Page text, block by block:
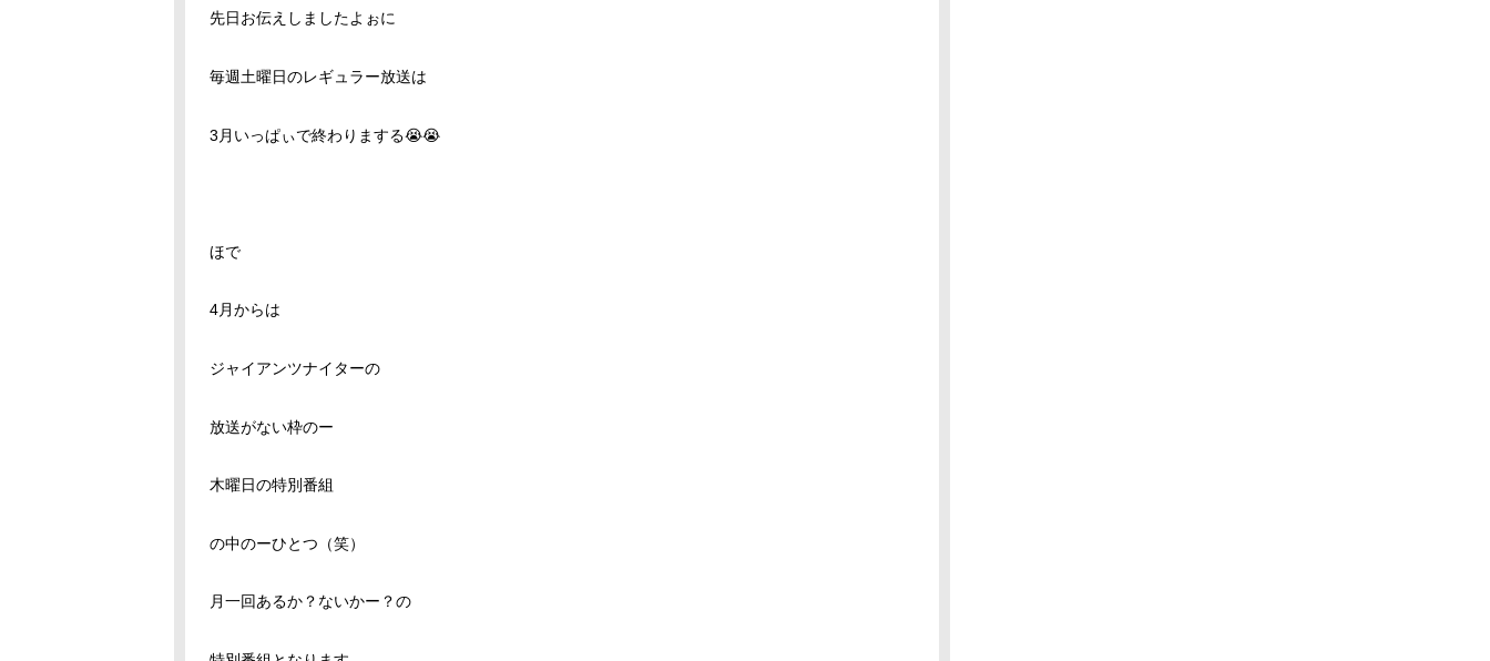
先日お伝えしましたよぉに
毎週土曜日のレギュラー放送は
3月いっぱぃで終わりまする😭😭
ほで
4月からは
ジャイアンツナイターの
放送がない枠のー
木曜日の特別番組
の中のーひとつ（笑）
月一回あるか？ないかー？の